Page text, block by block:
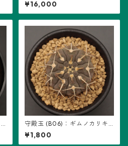
¥16,000
守殿玉 (B06)：ギムノカリキ
ウム属 ※実生
¥1,800